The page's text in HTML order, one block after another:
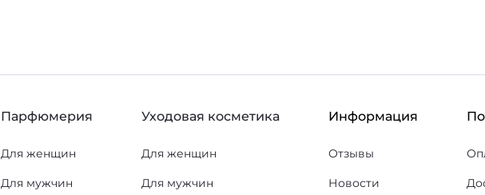
Парфюмерия
Для женщин
Для мужчин
Уходовая косметика
Для женщин
Для мужчин
Информация
Отзывы
Новости